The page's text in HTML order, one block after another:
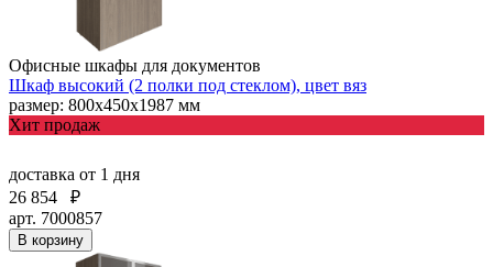
Офисные шкафы для документов
Шкаф высокий (2 полки под стеклом), цвет вяз
размер: 800х450х1987 мм
Хит продаж
доставка от 1 дня
26 854
₽
арт. 7000857
В корзину